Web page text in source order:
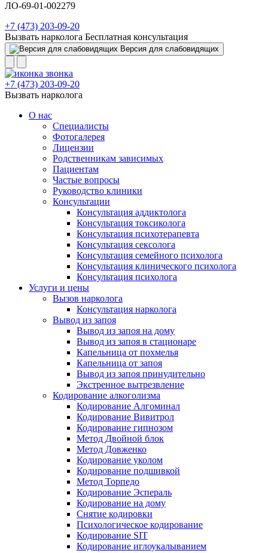
ЛО-69-01-002279
+7 (473) 203-09-20
Вызвать нарколога Бесплатная консультация
Версия для слабовидящих
+7 (473) 203-09-20
Вызвать нарколога
О нас
Специалисты
Фотогалерея
Лицензии
Родственникам зависимых
Пациентам
Частые вопросы
Руководство клиники
Консультации
Консультация аддиктолога
Консультация токсиколога
Консультация психотерапевта
Консультация сексолога
Консультация семейного психолога
Консультация клинического психолога
Консультация психолога
Услуги и цены
Вызов нарколога
Консультация нарколога
Вывод из запоя
Вывод из запоя на дому
Вывод из запоя в стационаре
Капельница от похмелья
Капельница от запоя
Вывод из запоя принудительно
Экстренное вытрезвление
Кодирование алкоголизма
Кодирование Алгоминал
Кодирование Вивитрол
Кодирование гипнозом
Метод Двойной блок
Метод Довженко
Кодирование уколом
Кодирование подшивкой
Метод Торпедо
Кодирование Эспераль
Кодирование на дому
Снятие кодировки
Психологическое кодирование
Кодирование SIT
Кодирование иглоукалыванием